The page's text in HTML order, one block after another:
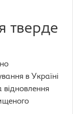
тверде
в Україні
відновлення